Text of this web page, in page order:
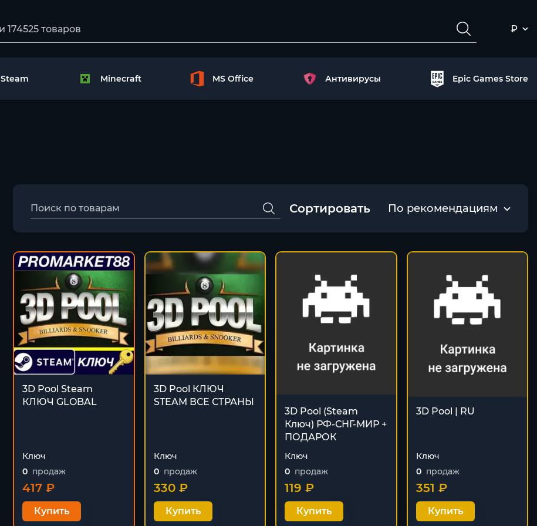
₽
Steam Minecraft MS Office Антивирусы Epic Games Store
Сортировать По рекомендациям
3D Pool Steam
КЛЮЧ GLOBAL
Ключ
0 продаж
417 ₽
Купить
3D Pool КЛЮЧ
STEAM ВСЕ СТРАНЫ
Ключ
0 продаж
330 ₽
Купить
3D Pool (Steam
Ключ) РФ-СНГ-МИР +
ПОДАРОК
Ключ
0 продаж
119 ₽
Купить
3D Pool | RU
Ключ
0 продаж
351 ₽
Купить